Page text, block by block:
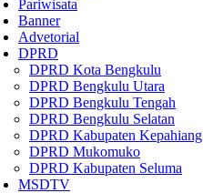
Pariwisata
Banner
Advetorial
DPRD
DPRD Kota Bengkulu
DPRD Bengkulu Utara
DPRD Bengkulu Tengah
DPRD Bengkulu Selatan
DPRD Kabupaten Kepahiang
DPRD Mukomuko
DPRD Kabupaten Seluma
MSDTV